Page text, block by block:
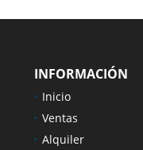
INFORMACIÓN
Inicio
Ventas
Alquiler